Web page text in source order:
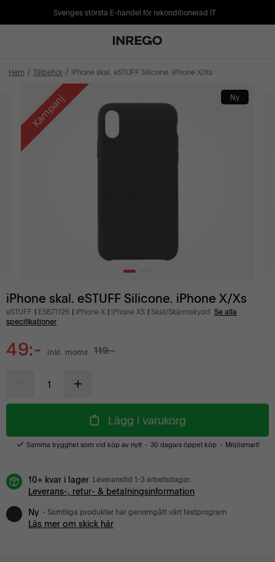
Sveriges största E-handel för rekonditionerad IT
Hem Tillbehör iPhone skal. eSTUFF Silicone. iPhone X/Xs
Kampanj Ny
iPhone skal. eSTUFF Silicone. iPhone X/Xs
eSTUFF ES671126 iPhone X iPhone XS Skal/Skärmskydd Se alla
specifikationer
49:- inkl. moms 119:-
Lägg i varukorg
Samma trygghet som vid köp av nytt 30 dagars öppet köp Miljösmart!
10+ kvar i lager Leveranstid 1-3 arbetsdagar.
Leverans-, retur- & betalningsinformation
Ny - Samtliga produkter har genomgått vårt testprogram
Läs mer om skick här